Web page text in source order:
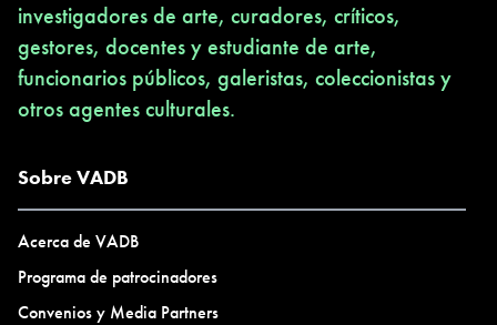
investigadores de arte, curadores, críticos,
gestores, docentes y estudiante de arte,
funcionarios públicos, galeristas, coleccionistas y
otros agentes culturales.
Sobre VADB
Acerca de VADB
Programa de patrocinadores
Convenios y Media Partners